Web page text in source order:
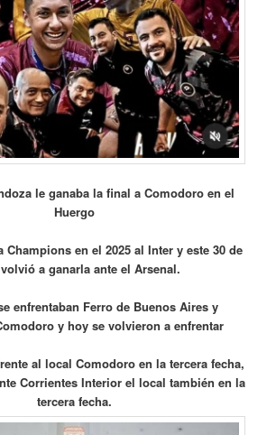
le ganaba la final a Comodoro en el
Huergo
Champions en el 2025 al Inter y este 30 de
a ganarla ante el Arsenal.
enfrentaban Ferro de Buenos Aires y
y hoy se volvieron a enfrentar
al local Comodoro en la tercera fecha,
Corrientes Interior el local también en la
tercera fecha.